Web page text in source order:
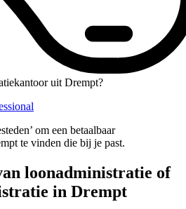
uit Drempt?
om een betaalbaar
te vinden die bij je past.
loonadministratie of
in Drempt